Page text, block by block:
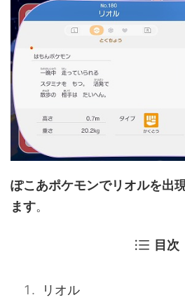
ぽこあポケモンでリオルを出
ます。
目次
リオル